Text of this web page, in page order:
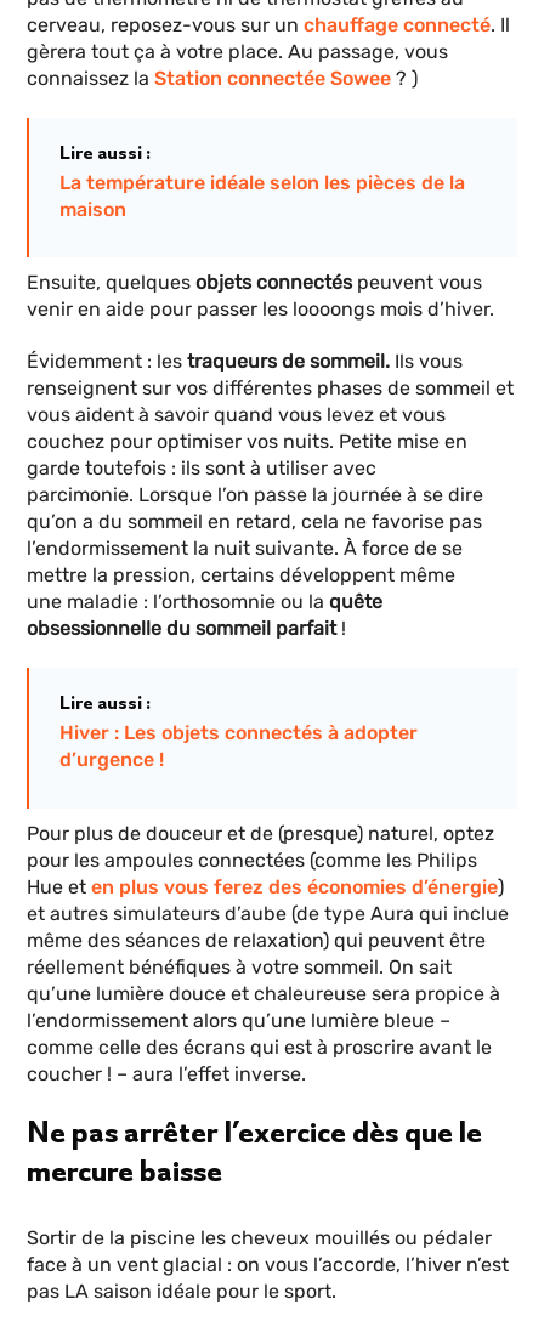
cerveau, reposez-vous sur unchauffage connecté. Il
gèrera tout ça à votre place. Au passage, vous
connaissez laStation connectée Sowee ? )
Lire aussi :
La température idéale selon les pièces de la
maison
Ensuite, quelquesobjets connectés peuvent vous
venir en aide pour passer les loooongs mois d’hiver.
Évidemment : les traqueurs de sommeil. Ils vous
renseignent sur vos différentes phases de sommeil et
vous aident à savoir quand vous levez et vous
couchez pour optimiser vos nuits. Petite mise en
garde toutefois : ils sont à utiliser avec
parcimonie. Lorsque l’on passe la journée à se dire
qu’on a du sommeil en retard, cela ne favorise pas
l’endormissement la nuit suivante. À force de se
mettre la pression, certains développent même
une maladie : l’orthosomnie ou la quête
obsessionnelle du sommeil parfait!
Lire aussi :
Hiver : Les objets connectés à adopter
d’urgence !
Pour plus de douceur et de (presque) naturel, optez
pour les ampoules connectées (comme les Philips
Hue eten plus vous ferez des économies d’énergie)
et autres simulateurs d’aube (de type Aura qui inclue
même des séances de relaxation) qui peuvent être
réellement bénéfiques à votre sommeil. On sait
qu’une lumière douce et chaleureuse sera propice à
l’endormissement alors qu’une lumière bleue –
comme celle des écrans qui est à proscrire avant le
coucher ! – aura l’effet inverse.
Ne pas arrêter l’exercice dès que le
mercure baisse
Sortir de la piscine les cheveux mouillés ou pédaler
face à un vent glacial : on vous l’accorde, l’hiver n’est
pas LA saison idéale pour le sport.